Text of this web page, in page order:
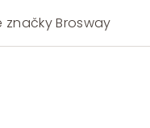
Brosway